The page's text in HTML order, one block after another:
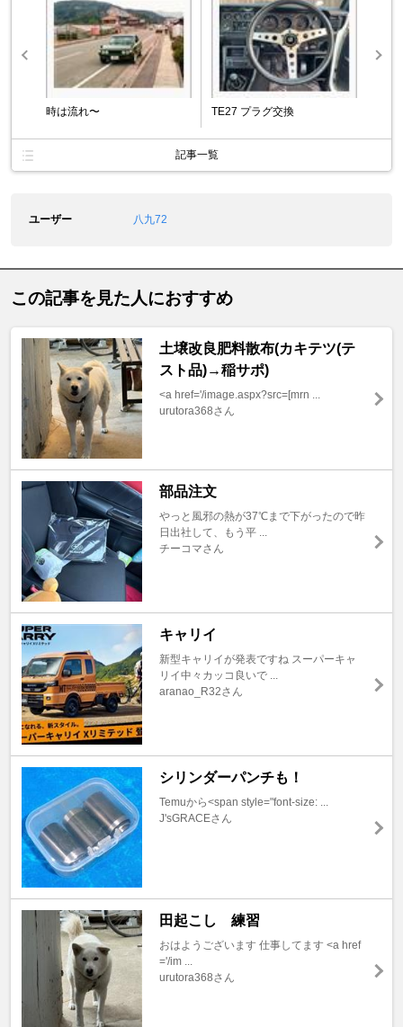
時は流れ〜 TE27 プラグ交換
記事一覧
ユーザー 八九72
この記事を見た人におすすめ
土壌改良肥料散布(カキテツ(テ
スト品)→稲サポ)
<a href='/image.aspx?src=[mrn ...
urutora368さん
部品注文
やっと風邪の熱が37℃まで下がったので昨
日出社して、もう平 ...
チーコマさん
キャリイ
新型キャリイが発表ですね スーパーキャ
リイ中々カッコ良いで ...
aranao_R32さん
シリンダーパンチも！
Temuから<span style="font-size: ...
J'sGRACEさん
田起こし 練習
おはようございます 仕事してます <a href
='/im ...
urutora368さん